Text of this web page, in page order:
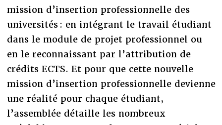
mission d’insertion professionnelle des
universités : en intégrant le travail étudiant
dans le module de projet professionnel ou
en le reconnaissant par l’attribution de
crédits ECTS. Et pour que cette nouvelle
mission d’insertion professionnelle devienne
une réalité pour chaque étudiant,
l’assemblée détaille les nombreux